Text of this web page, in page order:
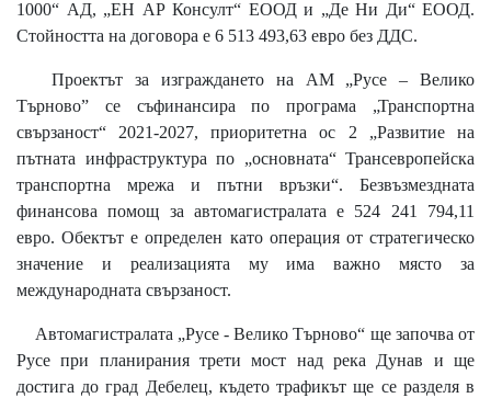
1000“ АД, „ЕН АР Консулт“ ЕООД и „Де Ни Ди“ ЕООД.
Стойността на договора е 6 513 493,63 евро без ДДС.
Проектът за изграждането на АМ „Русе – Велико
Търново” се съфинансира по програма „Транспортна
свързаност“ 2021-2027, приоритетна ос 2 „Развитие на
пътната инфраструктура по „основната“ Трансевропейска
транспортна мрежа и пътни връзки“. Безвъзмездната
финансова помощ за автомагистралата е 524 241 794,11
евро. Обектът е определен като операция от стратегическо
значение и реализацията му има важно място за
международната свързаност.
Автомагистралата „Русе - Велико Търново“ ще започва от
Русе при планирания трети мост над река Дунав и ще
достига до град Дебелец, където трафикът ще се разделя в